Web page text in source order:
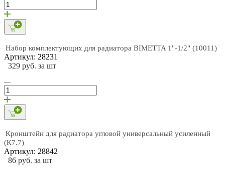
Набор комплектующих для радиатора BIMETTA 1"-1/2" (10011)
Артикул: 28231
329 руб. за шт
Кронштейн для радиатора угловой универсальный усиленный
(К7.7)
Артикул: 28842
86 руб. за шт